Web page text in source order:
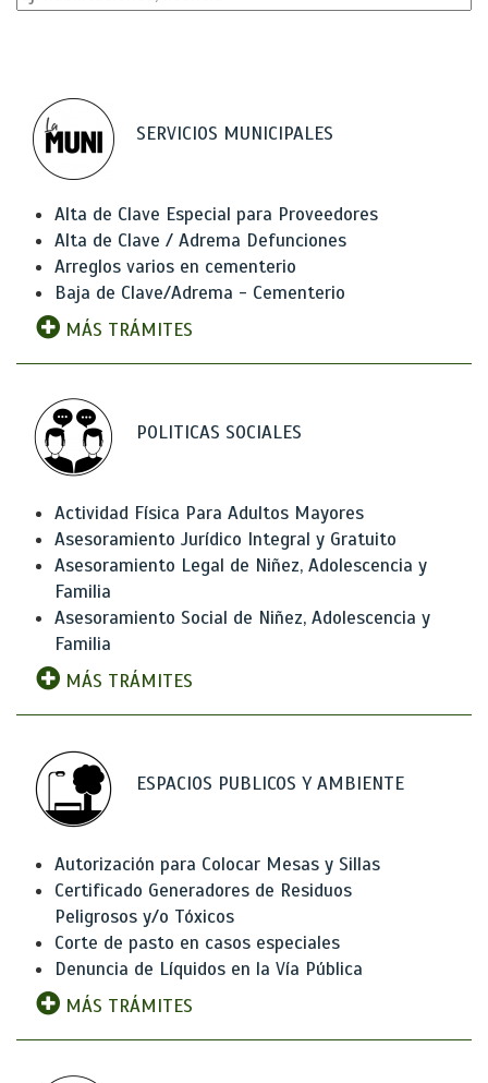
SERVICIOS MUNICIPALES
Alta de Clave Especial para Proveedores
Alta de Clave / Adrema Defunciones
Arreglos varios en cementerio
Baja de Clave/Adrema - Cementerio
MÁS TRÁMITES
POLITICAS SOCIALES
Actividad Física Para Adultos Mayores
Asesoramiento Jurídico Integral y Gratuito
Asesoramiento Legal de Niñez, Adolescencia y
Familia
Asesoramiento Social de Niñez, Adolescencia y
Familia
MÁS TRÁMITES
ESPACIOS PUBLICOS Y AMBIENTE
Autorización para Colocar Mesas y Sillas
Certificado Generadores de Residuos
Peligrosos y/o Tóxicos
Corte de pasto en casos especiales
Denuncia de Líquidos en la Vía Pública
MÁS TRÁMITES